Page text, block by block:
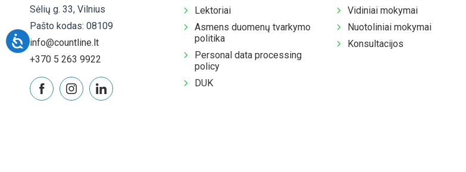
Sėlių g. 33, Vilnius
Pašto kodas: 08109
info@countline.lt
+370 5 263 9922
Lektoriai
Asmens duomenų tvarkymo
politika
Personal data processing
policy
DUK
Vidiniai mokymai
Nuotoliniai mokymai
Konsultacijos